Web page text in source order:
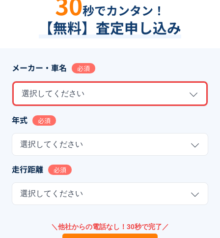
秒でカンタン！
【無料】査定申し込み
メーカー・車名 必須
選択してください
年式 必須
選択してください
走行距離 必須
選択してください
＼他社からの電話なし！30秒で完了／